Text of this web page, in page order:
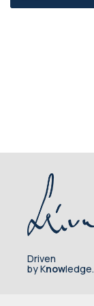
Driven
by Knowledge.